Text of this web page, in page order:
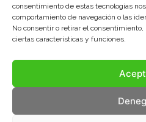
consentimiento de estas tecnologías
comportamiento de navegación o las
No consentir o retirar el
ciertas características y funciones.